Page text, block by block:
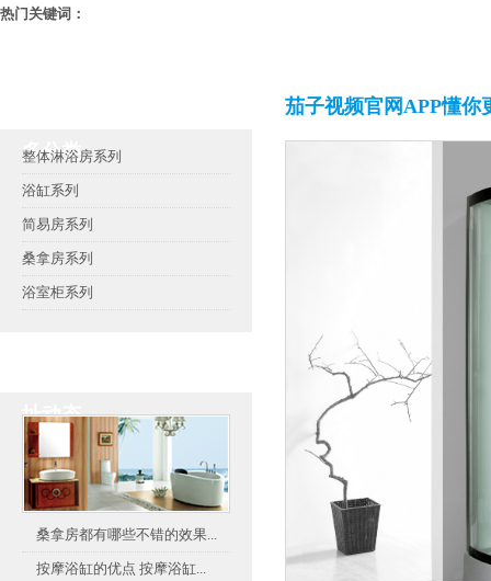
热门关键词：
茄子视频官网APP懂你
多分类
整体淋浴房系列
浴缸系列
简易房系列
桑拿房系列
浴室柜系列
址动态
桑拿房都有哪些不错的效果...
按摩浴缸的优点 按摩浴缸...